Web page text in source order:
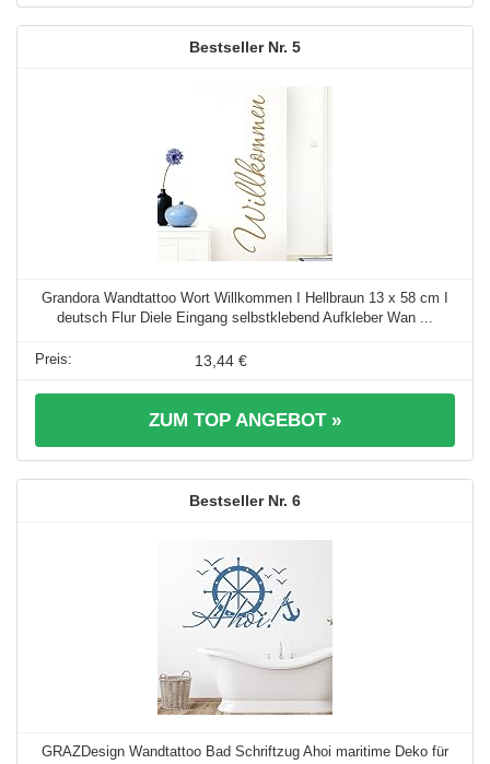
5
Grandora Wandtattoo Wort Willkommen I Hellbraun 13 x 58 cm I
deutsch Flur Diele Eingang selbstklebend Aufkleber Wan ...
13,44 €
ZUM TOP ANGEBOT »
6
GRAZDesign Wandtattoo Bad Schriftzug Ahoi maritime Deko für